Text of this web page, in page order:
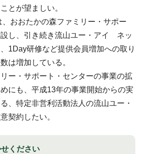
とが望ましい。
おおたかの森ファミリー・サポー
設し、引き続き流山ユー・アイ ネッ
1Day研修など提供会員増加への取り
は増加している。
ー・サポート・センターの事業の拡
にも、平成13年の事業開始からの実
、特定非営利活動法人の流山ユー・
契約したい。
ください